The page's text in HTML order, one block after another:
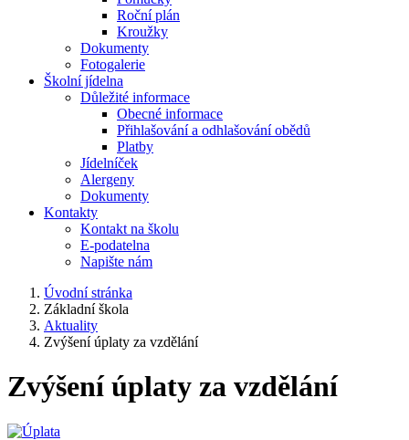
Roční plán
Kroužky
Dokumenty
Fotogalerie
Školní jídelna
Důležité informace
Obecné informace
Přihlašování a odhlašování obědů
Platby
Jídelníček
Alergeny
Dokumenty
Kontakty
Kontakt na školu
E-podatelna
Napište nám
Úvodní stránka
Základní škola
Aktuality
Zvýšení úplaty za vzdělání
Zvýšení úplaty za vzdělání